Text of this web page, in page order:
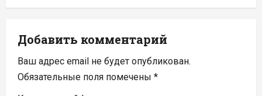
и
я
Добавить комментарий
Ваш адрес email не будет опубликован.
Обязательные поля помечены *